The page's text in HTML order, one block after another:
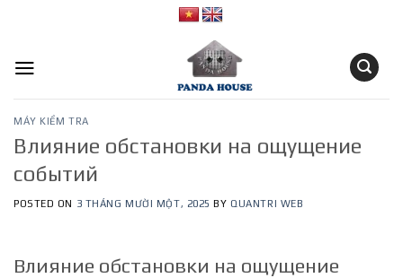
MÁY KIỂM TRA
Влияние обстановки на ощущение
событий
POSTED ON 3 THÁNG MƯỜI MỘT, 2025 BY QUANTRI WEB
Влияние обстановки на ощущение